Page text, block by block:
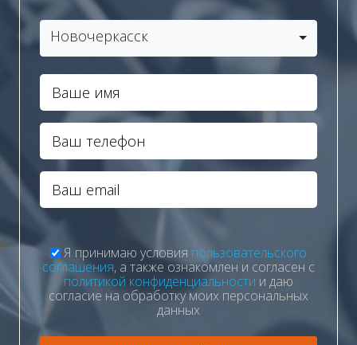
Новочеркасск
Я принимаю условия пользовательского
соглашения, а также ознакомлен и согласен с
политикой конфиденциальности и даю
согласие на обработку моих персональных
данных